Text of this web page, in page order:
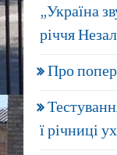
„Україна
річчя
Про
ї річниці